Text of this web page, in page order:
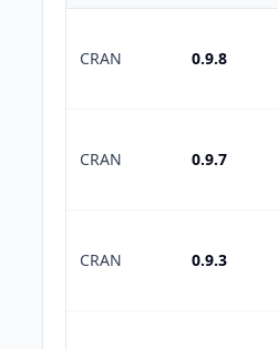
CRAN 0.9.8
CRAN 0.9.7
CRAN 0.9.3